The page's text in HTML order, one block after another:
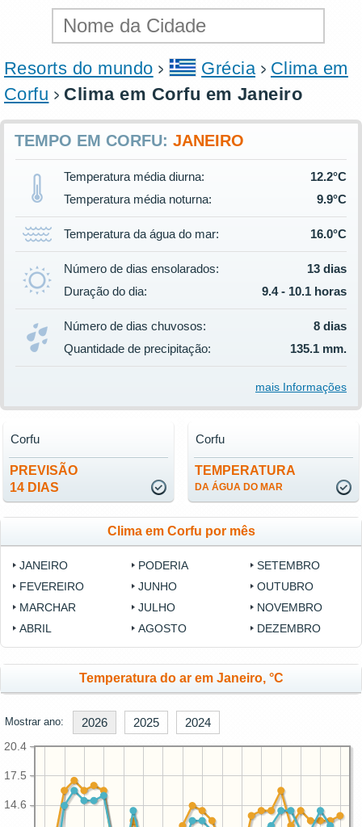
Resorts do mundo Grécia
Clima em
Corfu
Clima em Corfu em Janeiro
TEMPO EM CORFU: JANEIRO
Temperatura média diurna:
12.2°C
Temperatura média noturna:
9.9°C
Temperatura da água do mar: 16.0°C
Número de dias ensolarados:
13 dias
Duração do dia:
9.4 - 10.1 horas
Número de dias chuvosos:
8 dias
Quantidade de precipitação:
135.1 mm.
mais Informações
PREVISÃO
14 DIAS
Corfu
TEMPERATURA
DA ÁGUA DO MAR
Corfu
Clima em Corfu por mês
JANEIRO
FEVEREIRO
MARCHAR
ABRIL
PODERIA
JUNHO
JULHO
AGOSTO
SETEMBRO
OUTUBRO
NOVEMBRO
DEZEMBRO
Temperatura do ar em Janeiro, °C
Mostrar ano: 2026 2025 2024
14.6
17.5
20.4